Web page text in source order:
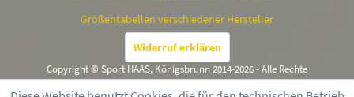
Größentabellen verschiedener Hersteller
Widerruf erklären
Copyright © Sport HAAS, Königsbrunn 2014-2026 - Alle Rechte
vorbehalten